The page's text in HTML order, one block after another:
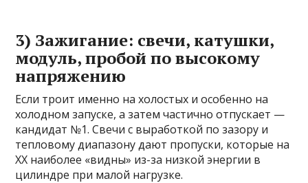
3) Зажигание: свечи, катушки,
модуль, пробой по высокому
напряжению
Если троит именно на холостых и особенно на
холодном запуске, а затем частично отпускает —
кандидат №1. Свечи с выработкой по зазору и
тепловому диапазону дают пропуски, которые на
ХХ наиболее «видны» из-за низкой энергии в
цилиндре при малой нагрузке.